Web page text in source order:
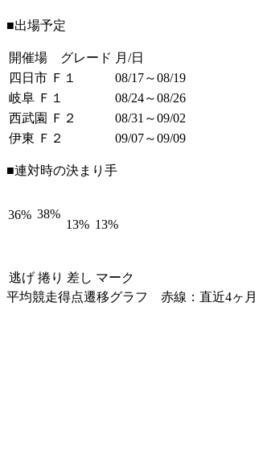
■出場予定
開催場 グレード 月/日
四日市 Ｆ１
08/17～08/19
岐阜 Ｆ１
08/24～08/26
西武園 Ｆ２
08/31～09/02
伊東 Ｆ２
09/07～09/09
■連対時の決まり手
36% 38%
13% 13%
逃げ 捲り 差し マーク
平均競走得点遷移グラフ 赤線：直近4ヶ月